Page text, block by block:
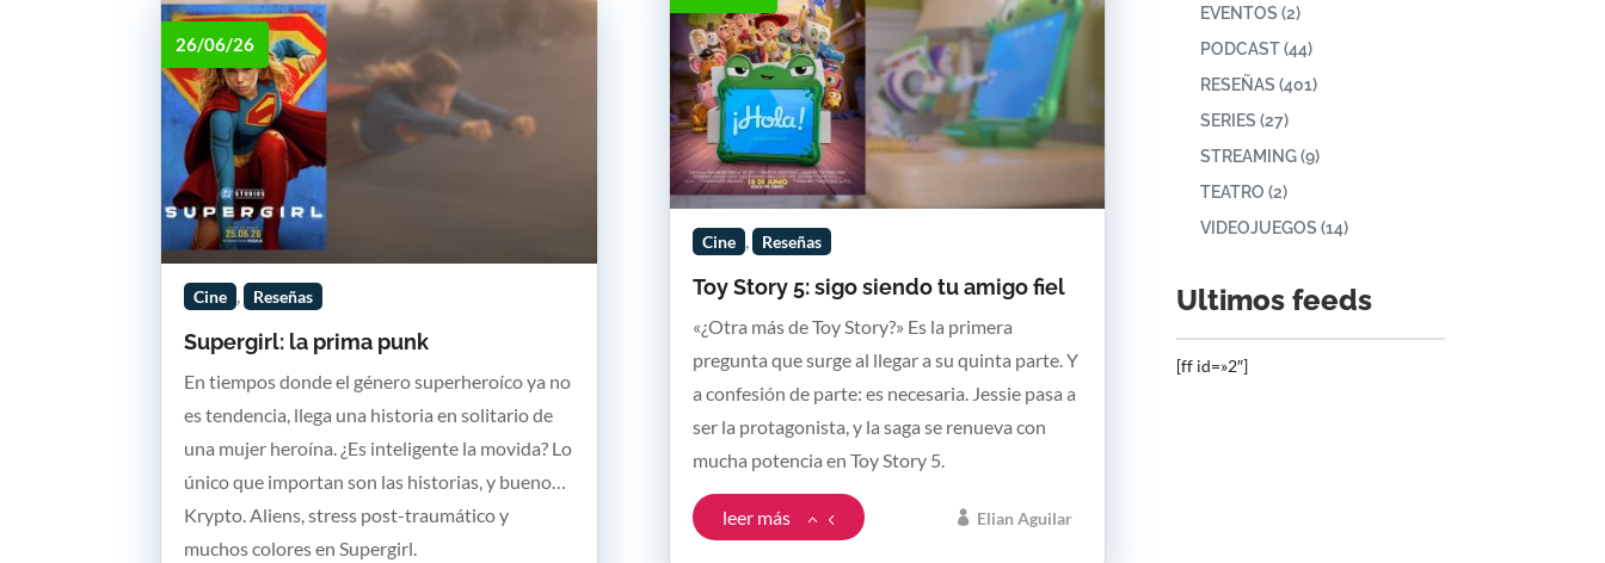
Supergirl: la prima punk
26/06/26
Cine , Reseñas
En tiempos donde el género superheroíco ya no
es tendencia, llega una historia en solitario de
una mujer heroína. ¿Es inteligente la movida? Lo
único que importan son las historias, y bueno…
Krypto. Aliens, stress post-traumático y
muchos colores en Supergirl.
Toy Story 5: sigo siendo tu amigo fiel
Elian Aguilar
Cine , Reseñas
«¿Otra más de Toy Story?» Es la primera
pregunta que surge al llegar a su quinta parte. Y
a confesión de parte: es necesaria. Jessie pasa a
ser la protagonista, y la saga se renueva con
mucha potencia en Toy Story 5.
leer más
EVENTOS (2)
PODCAST(44)
RESEÑAS (401)
SERIES (27)
STREAMING(9)
TEATRO (2)
VIDEOJUEGOS (14)
Ultimos feeds
[ff id=»2″]